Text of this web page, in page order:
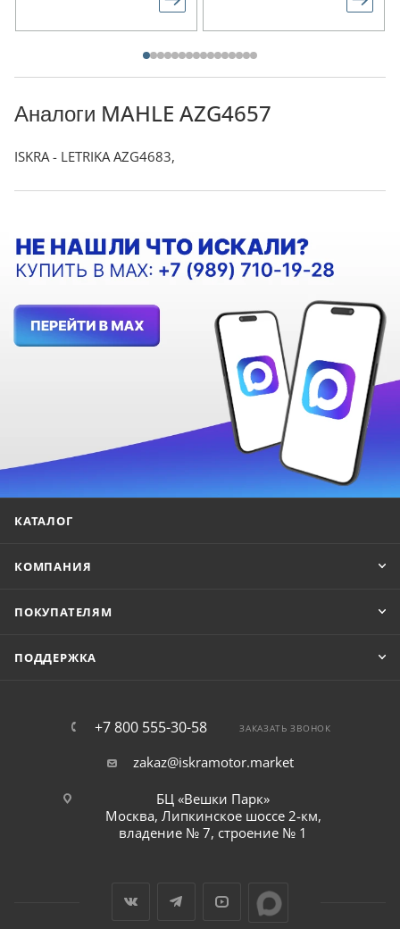
Аналоги MAHLE AZG4657
ISKRA - LETRIKA AZG4683,
КАТАЛОГ
КОМПАНИЯ
ПОКУПАТЕЛЯМ
ПОДДЕРЖКА
+7 800 555-30-58 ЗАКАЗАТЬ ЗВОНОК
zakaz@iskramotor.market
БЦ «Вешки Парк»
Москва, Липкинское шоссе 2-км,
владение № 7, строение № 1